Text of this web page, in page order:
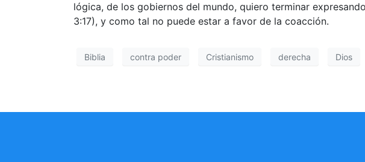
lógica, de los gobiernos del mundo, quiero terminar
3:17), y como tal no puede estar a favor de la coacción.
Biblia contra poder Cristianismo derecha Dios